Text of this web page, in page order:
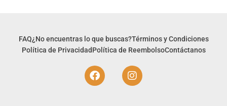
FAQ¿No encuentras lo que buscas?Términos y Condiciones
Política de PrivacidadPolítica de ReembolsoContáctanos
F
a
I
n